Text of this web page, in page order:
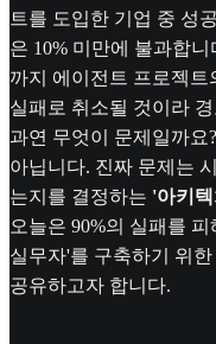
트를 도입한 기업 중 성
은 10% 미만에 불과합니
까지 에이전트 프로젝트
실패로 취소될 것이라
과연 무엇이 문제일까
아닙니다. 진짜 문제는
는지를 결정하는 '아키
오늘은 90%의 실패를
실무자'를 구축하기 위
공유하고자 합니다.